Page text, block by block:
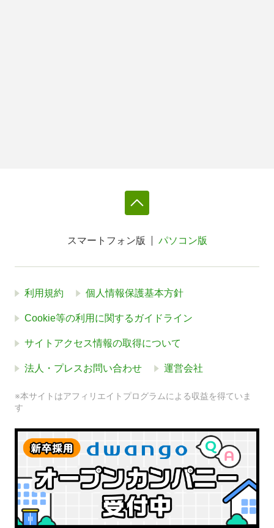
スマートフォン版 パソコン版
利用規約 個人情報保護基本方針
Cookie等の利用に関するガイドライン
サイトアクセス情報の取得について
法人・プレスお問い合わせ 運営会社
※本サイトはアフィリエイトプログラムによる収益を得ていま
す